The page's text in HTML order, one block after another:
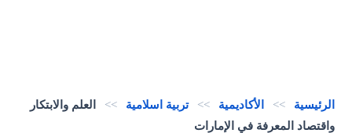
الرئيسية >> الأكاديمية >> تربية اسلامية >>
العلم والابتكار
واقتصاد المعرفة في الإمارات